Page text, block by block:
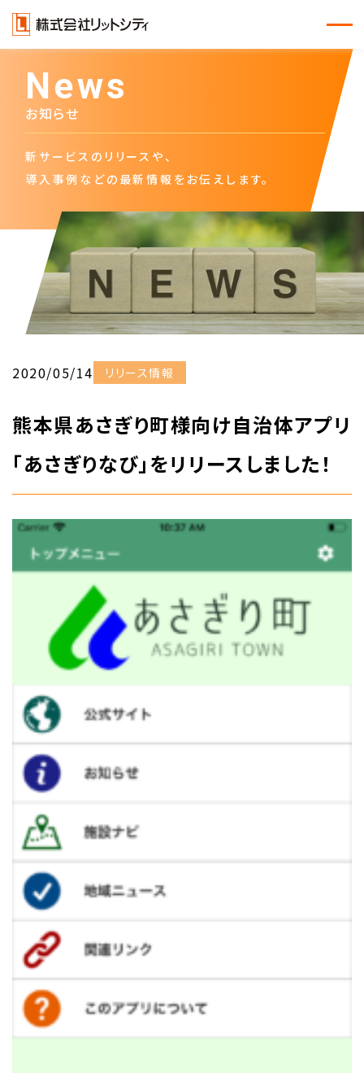
News
お知らせ
新サービスのリリースや、
導入事例などの最新情報をお伝えします。
2020/05/14 リリース情報
熊本県あさぎり町様向け自治体アプリ
「あさぎりなび」をリリースしました！